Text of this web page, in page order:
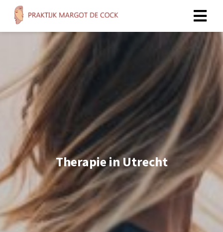
Therapie in Utrecht